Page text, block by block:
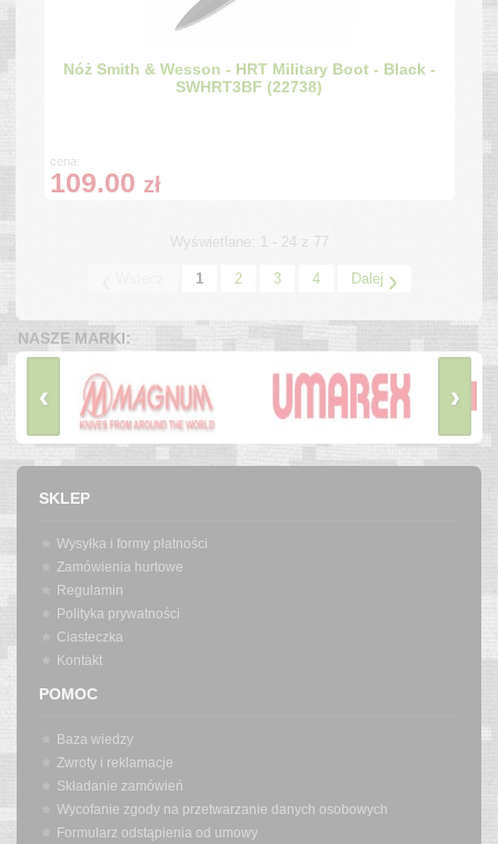
Nóż Smith & Wesson - HRT Military Boot - Black -
SWHRT3BF (22738)
cena:
109.00 zł
Wyświetlane: 1 - 24 z 77
1 2 3 4 Dalej ›
NASZE MARKI:
‹ ›
SKLEP
Wysyłka i formy płatności
Zamówienia hurtowe
Regulamin
Polityka prywatności
Ciasteczka
Kontakt
POMOC
Baza wiedzy
Zwroty i reklamacje
Składanie zamówień
Wycofanie zgody na przetwarzanie danych osobowych
Formularz odstąpienia od umowy